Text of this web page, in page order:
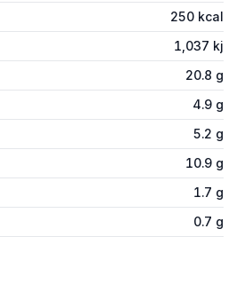
250 kcal
1,037 kj
20.8 g
4.9 g
5.2 g
10.9 g
1.7 g
0.7 g
Jalapeno 300g Arne Børresen'